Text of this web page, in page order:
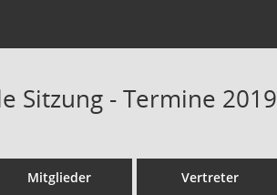
Sitzung - Termine 2019
Mitglieder Vertreter